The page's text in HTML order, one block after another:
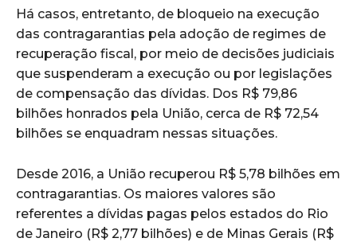
Há casos, entretanto, de bloqueio na execução
das contragarantias pela adoção de regimes de
recuperação fiscal, por meio de decisões judiciais
que suspenderam a execução ou por legislações
de compensação das dívidas. Dos R$ 79,86
bilhões honrados pela União, cerca de R$ 72,54
bilhões se enquadram nessas situações.
Desde 2016, a União recuperou R$ 5,78 bilhões em
contragarantias. Os maiores valores são
referentes a dívidas pagas pelos estados do Rio
de Janeiro (R$ 2,77 bilhões) e de Minas Gerais (R$